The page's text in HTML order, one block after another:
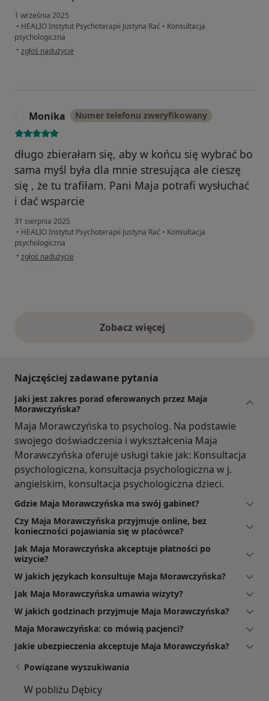
1 września 2025
• HEALIO Instytut Psychoterapii Justyna Rać • Konsultacja
psychologiczna
• w opinii użytkownika Paulina
zgłoś nadużycie
Monika Numer telefonu zweryfikowany
długo zbierałam się, aby w końcu się wybrać bo
sama myśl była dla mnie stresująca ale cieszę
się , że tu trafiłam. Pani Maja potrafi wysłuchać
i dać wsparcie
31 sierpnia 2025
• HEALIO Instytut Psychoterapii Justyna Rać • Konsultacja
psychologiczna
• w opinii użytkownika Monika
zgłoś nadużycie
Zobacz więcejopinie powyżej
Najczęściej zadawane pytania
Jaki jest zakres porad oferowanych przez Maja
Morawczyńska?
Maja Morawczyńska to psycholog. Na podstawie
swojego doświadczenia i wykształcenia Maja
Morawczyńska oferuje usługi takie jak: Konsultacja
psychologiczna, konsultacja psychologiczna w j.
angielskim, konsultacja psychologiczna dzieci.
Gdzie Maja Morawczyńska ma swój gabinet?
Czy Maja Morawczyńska przyjmuje online, bez
konieczności pojawiania się w placówce?
Jak Maja Morawczyńska akceptuje płatności po
wizycie?
W jakich językach konsultuje Maja Morawczyńska?
Jak Maja Morawczyńska umawia wizyty?
W jakich godzinach przyjmuje Maja Morawczyńska?
Maja Morawczyńska: co mówią pacjenci?
Jakie ubezpieczenia akceptuje Maja Morawczyńska?
Powiązane wyszukiwania
W pobliżu Dębicy